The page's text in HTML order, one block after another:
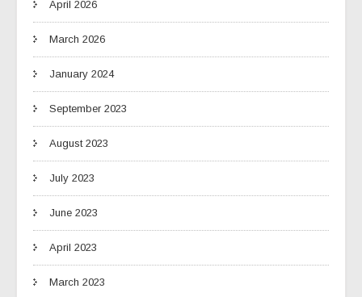
April 2026
March 2026
January 2024
September 2023
August 2023
July 2023
June 2023
April 2023
March 2023